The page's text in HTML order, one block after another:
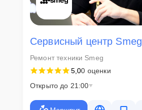
Сервисный центр Smeg
Ремонт техники Smeg
5,00 оценки
Открыто до 21:00